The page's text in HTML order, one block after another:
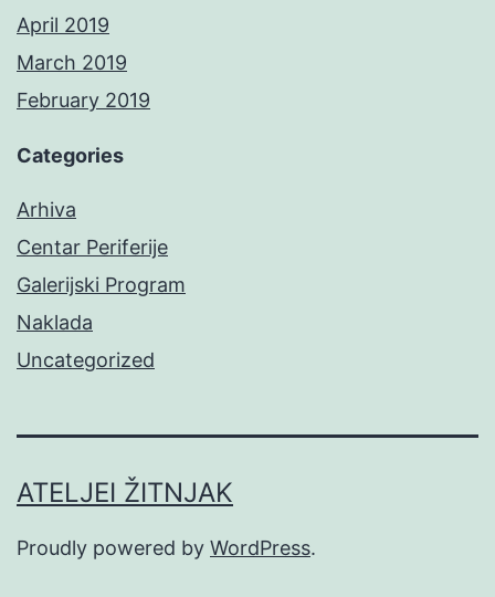
April 2019
March 2019
February 2019
Categories
Arhiva
Centar Periferije
Galerijski Program
Naklada
Uncategorized
ATELJEI ŽITNJAK
Proudly powered by WordPress.